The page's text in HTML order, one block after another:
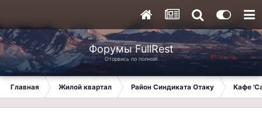
Форумы FullRest
Оторвись по полной!
Главная Жилой квартал Район Синдиката Отаку Кафе